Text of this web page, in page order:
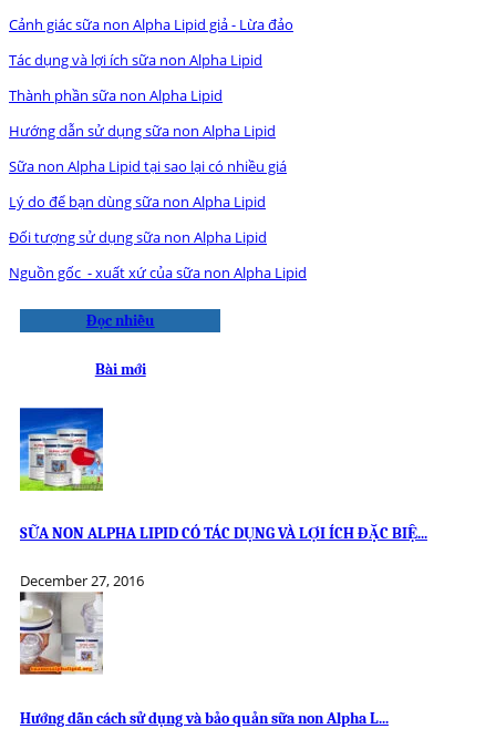
Cảnh giác sữa non Alpha Lipid giả - Lừa đảo
Tác dụng và lợi ích sữa non Alpha Lipid
Thành phần sữa non Alpha Lipid
Hướng dẫn sử dụng sữa non Alpha Lipid
Sữa non Alpha Lipid tại sao lại có nhiều giá
Lý do để bạn dùng sữa non Alpha Lipid
Đối tượng sử dụng sữa non Alpha Lipid
Nguồn gốc - xuất xứ của sữa non Alpha Lipid
Đọc nhiều
Bài mới
SỮA NON ALPHA LIPID CÓ TÁC DỤNG VÀ LỢI ÍCH ĐẶC BIỆ...
December 27, 2016
Hướng dẫn cách sử dụng và bảo quản sữa non Alpha L...